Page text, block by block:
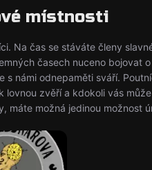
místnosti
Na čas se stáváte členy
časech nuceno bojovat
s námi odnepaměti sváří.
lovnou zvěří a kdokoli vás
máte možná jedinou možnost